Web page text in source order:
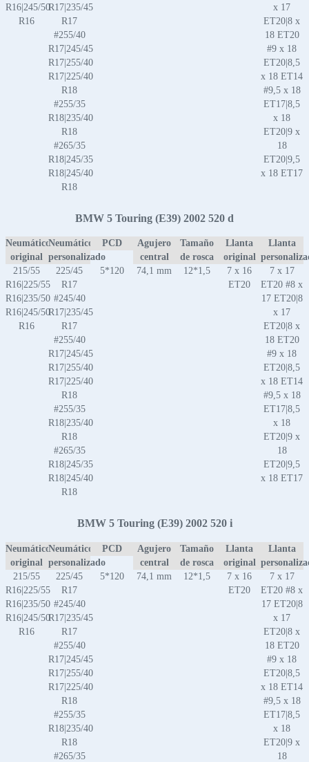
R16|245/50
R16
R17|235/45
R17
#255/40
R17|245/45
R17|255/40
R17|225/40
R18
#255/35
R18|235/40
R18
#265/35
R18|245/35
R18|245/40
R18
x 17
ET20|8 x
18 ET20
#9 x 18
ET20|8,5
x 18 ET14
#9,5 x 18
ET17|8,5
x 18
ET20|9 x
18
ET20|9,5
x 18 ET17
BMW 5 Touring (E39) 2002 520 d
Neumático
original
Neumático
personalizado
PCD
Agujero
central
Tamaño
de rosca
Llanta
original
Llanta
215/55
R16|225/55
R16|235/50
R16|245/50
R16
225/45
R17
#245/40
R17|235/45
R17
#255/40
R17|245/45
R17|255/40
R17|225/40
R18
#255/35
R18|235/40
R18
#265/35
R18|245/35
R18|245/40
R18
5*120 74,1 mm 12*1,5
7 x 16
ET20
7 x 17
ET20 #8 x
17 ET20|8
x 17
ET20|8 x
18 ET20
#9 x 18
ET20|8,5
x 18 ET14
#9,5 x 18
ET17|8,5
x 18
ET20|9 x
18
ET20|9,5
x 18 ET17
BMW 5 Touring (E39) 2002 520 i
Neumático
original
Neumático
personalizado
PCD
Agujero
central
Tamaño
de rosca
Llanta
original
Llanta
215/55
R16|225/55
R16|235/50
R16|245/50
R16
225/45
R17
#245/40
R17|235/45
R17
#255/40
R17|245/45
R17|255/40
R17|225/40
R18
#255/35
R18|235/40
R18
#265/35
5*120 74,1 mm 12*1,5
7 x 16
ET20
7 x 17
ET20 #8 x
17 ET20|8
x 17
ET20|8 x
18 ET20
#9 x 18
ET20|8,5
x 18 ET14
#9,5 x 18
ET17|8,5
x 18
ET20|9 x
18